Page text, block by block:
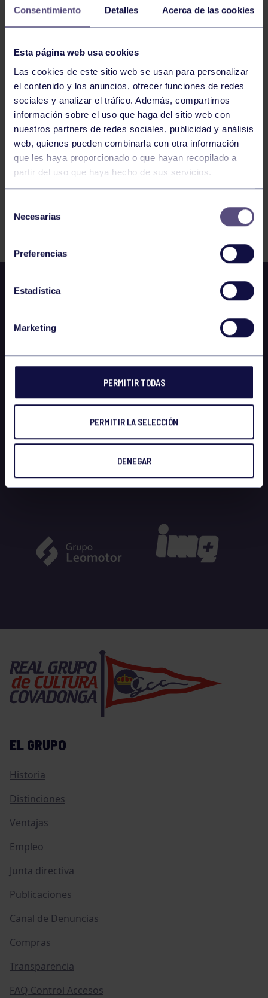
Consentimiento Detalles Acerca de las cookies
Esta página web usa cookies
Las cookies de este sitio web se usan para personalizar
el contenido y los anuncios, ofrecer funciones de redes
sociales y analizar el tráfico. Además, compartimos
información sobre el uso que haga del sitio web con
nuestros partners de redes sociales, publicidad y análisis
web, quienes pueden combinarla con otra información
que les haya proporcionado o que hayan recopilado a
partir del uso que haya hecho de sus servicios.
Necesarias
Preferencias
Estadística
Marketing
PERMITIR TODAS
PERMITIR LA SELECCIÓN
DENEGAR
16
JUNIO
2026
ENGANCHATE AL DEPORTE – COROS Y
DANZAS
1 2 3 4 5 6 7
FILTRAR
EL GRUPO
Historia
Distinciones
Ventajas
Empleo
Junta directiva
Publicaciones
Canal de Denuncias
Compras
Transparencia
FAQ Control Accesos